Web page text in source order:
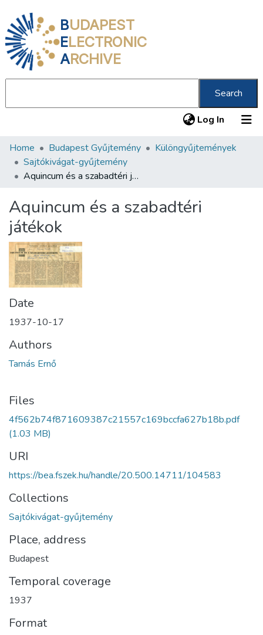
BUDAPEST
ELECTRONIC
ARCHIVE
Search
Log In (current)
Communities & Collections
All of DSpace
About us
Home Budapest Gyűjtemény
Különgyűjtemények
Sajtókivágat-gyűjtemény
Aquincum és a szabadtéri játékok
Aquincum és a szabadtéri
játékok
Date
1937-10-17
Authors
Tamás Ernő
Files
4f562b74f871609387c21557c169bccfa627b18b.pdf
(1.03 MB)
URI
https://bea.fszek.hu/handle/20.500.14711/104583
Collections
Sajtókivágat-gyűjtemény
Place, address
Budapest
Temporal coverage
1937
Format